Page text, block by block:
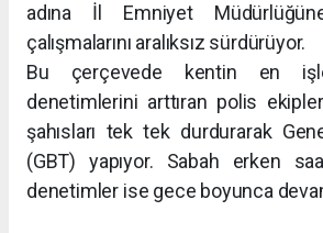
adına İl Emniyet
çalışmalarını aralıksız sürdürüyor.
Bu çerçevede kentin en
denetimlerini arttıran polis
şahısları tek tek durdurarak
(GBT) yapıyor. Sabah erken
denetimler ise gece boyunca